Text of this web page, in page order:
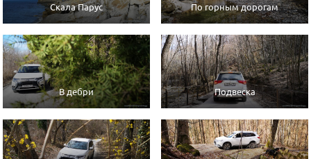
Скала Парус По горным дорогам
В дебри Подвеска